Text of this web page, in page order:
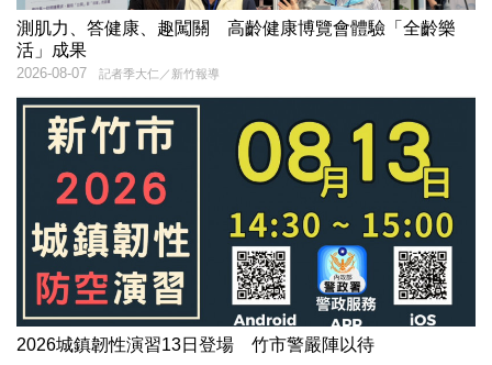
測肌力、答健康、趣闖關 高齡健康博覽會體驗「全齡樂
活」成果
記者季大仁／新竹報導
2026-08-07
2026城鎮韌性演習13日登場 竹市警嚴陣以待